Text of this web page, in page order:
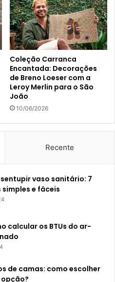
Coleção Carranca
Encantada: Decorações
de Breno Loeser com a
Leroy Merlin para o São
João
10/06/2026
Recente
vaso sanitário: 7
e fáceis
calcular os BTUs do ar-
de camas: como escolher